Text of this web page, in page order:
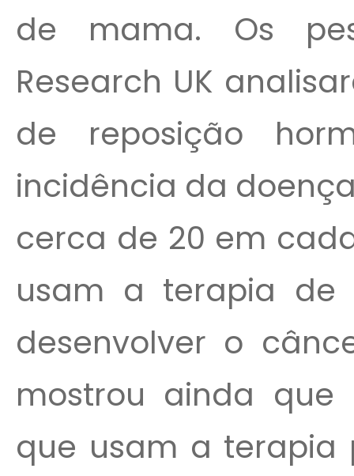
de mama. Os
Research UK
de reposição
incidência da
cerca de 20 em
usam a terapia de
desenvolver o
mostrou ainda
que usam a terapia